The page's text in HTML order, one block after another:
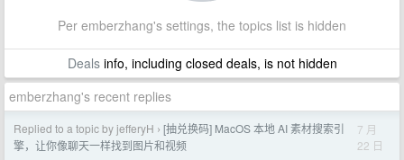
Per emberzhang's settings, the topics list is hidden
Dealsinfo, including closed deals, is not hidden
emberzhang's recent replies
Replied to a topic by jefferyH › [抽兑换码] MacOS 本地 AI 素材搜索引
擎，让你像聊天一样找到图片和视频
7 月
22 日